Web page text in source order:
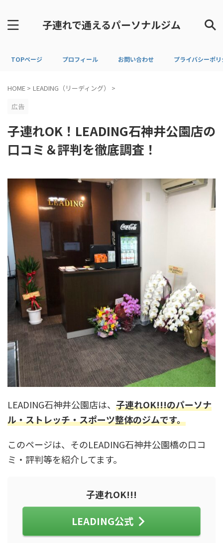
子連れで通えるパーソナルジム
TOPページ プロフィール お問い合わせ プライバシーポ
HOME > LEADING（リーディング）
>
広告
子連れOK！LEADING石神井公園店の
口コミ＆評判を徹底調査！
LEADING石神井公園店は、 子連れOK!!!のパーソナ
ル・ストレッチ・スポーツ整体のジムです。
このページは、そのLEADING石神井公園橋の口コ
ミ・評判等を紹介してます。
子連れOK!!!
LEADING公式